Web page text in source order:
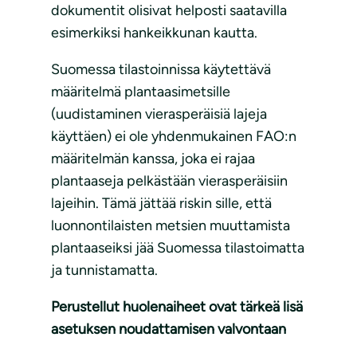
dokumentit olisivat helposti saatavilla
esimerkiksi hankeikkunan kautta.
Suomessa tilastoinnissa käytettävä
määritelmä plantaasimetsille
(uudistaminen vierasperäisiä lajeja
käyttäen) ei ole yhdenmukainen FAO:n
määritelmän kanssa, joka ei rajaa
plantaaseja pelkästään vierasperäisiin
lajeihin. Tämä jättää riskin sille, että
luonnontilaisten metsien muuttamista
plantaaseiksi jää Suomessa tilastoimatta
ja tunnistamatta.
Perustellut huolenaiheet ovat tärkeä lisä
asetuksen noudattamisen valvontaan